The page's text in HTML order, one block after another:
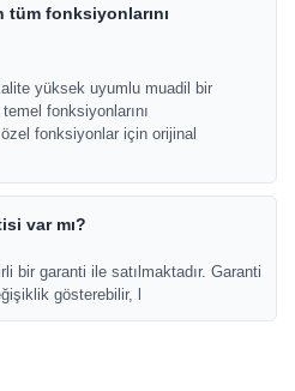
tüm fonksiyonlarını
yüksek uyumlu muadil bir
fonksiyonlarını
fonksiyonlar için orijinal
var mı?
bir garanti ile satılmaktadır. Garanti
gösterebilir, l